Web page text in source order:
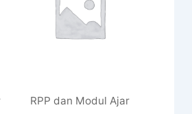
RPP dan Modul Ajar